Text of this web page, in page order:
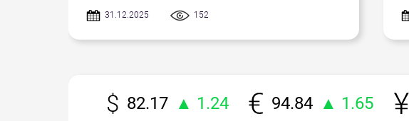
31.12.2025 152
82.17 ▲ 1.24 94.84 ▲ 1.65